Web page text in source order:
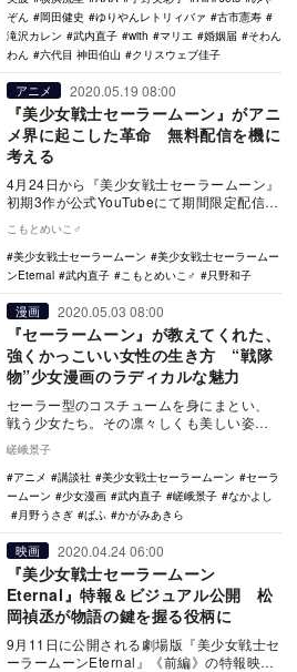
ぞん
岡田健史 ゆりやんレトリィバァ
古市憲寿
滝沢カレン
武内直子 with マリエ 婚姻届
そわん
わん
六代目 神田伯山 クリスウェブ佳子
アニメ 2020.05.19 08:00
『美少女戦士セーラームーン』がアニ
メ界に起こした革命 無料配信を機に
考える
4月24日から『美少女戦士セーラームーン』
初期3作が公式YouTubeにて期間限定配信が
こもとめいこ♂
美少女戦士セーラームーン
美少女戦士セーラームー
ンEternal
武内直子 こもとめいこ♂ 只野和子
漫画 2020.05.03 08:00
『セーラームーン』が教えてくれた、
強くかっこいい女性の生き方 “戦隊
物”少女漫画のラディカルな魅力
セーラー型のコスチュームを身にまとい、
戦う少女たち。その凛々しくも美しい姿
た物語は、プリズ…
嵯峨景子
アニメ
講談社 美少女戦士セーラームーン
セーラ
ームーン
少女漫画 武内直子 嵯峨景子
なかよし
月野うさぎ
ぱふ かがみあきら
映画 2020.04.24 06:00
『美少女戦士セーラームーン
Eternal』特報＆ビジュアル公開 松
岡禎丞が物語の鍵を握る役柄に
9月11日に公開される劇場版『美少女戦士セ
ーラームーンEternal』《前編》の特報映像